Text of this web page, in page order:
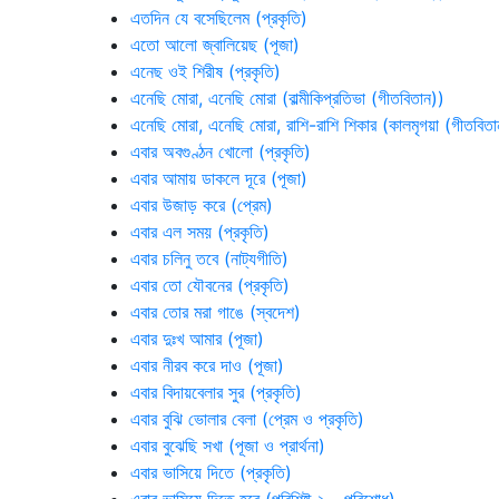
এতদিন যে বসেছিলেম (প্রকৃতি)
এতো আলো জ্বালিয়েছ (পূজা)
এনেছ ওই শিরীষ (প্রকৃতি)
এনেছি মোরা, এনেছি মোরা (বাল্মীকিপ্রতিভা (গীতবিতান))
এনেছি মোরা, এনেছি মোরা, রাশি-রাশি শিকার (কালমৃগয়া
এবার অবগুণ্ঠন খোলো (প্রকৃতি)
এবার আমায় ডাকলে দূরে (পূজা)
এবার উজাড় করে (প্রেম)
এবার এল সময় (প্রকৃতি)
এবার চলিনু তবে (নাট্যগীতি)
এবার তো যৌবনের (প্রকৃতি)
এবার তোর মরা গাঙে (স্বদেশ)
এবার দুঃখ আমার (পূজা)
এবার নীরব করে দাও (পূজা)
এবার বিদায়বেলার সুর (প্রকৃতি)
এবার বুঝি ভোলার বেলা (প্রেম ও প্রকৃতি)
এবার বুঝেছি সখা (পূজা ও প্রার্থনা)
এবার ভাসিয়ে দিতে (প্রকৃতি)